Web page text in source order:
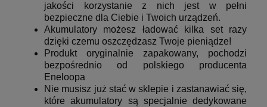
jakości korzystanie z nich jest w pełni
bezpieczne dla Ciebie i Twoich urządzeń.
Akumulatory możesz ładować kilka set razy
dzięki czemu oszczędzasz Twoje pieniądze!
Produkt oryginalnie zapakowany, pochodzi
bezpośrednio od polskiego producenta
Eneloopa
Nie musisz już stać w sklepie i zastanawiać się,
które akumulatory są specjalnie dedykowane